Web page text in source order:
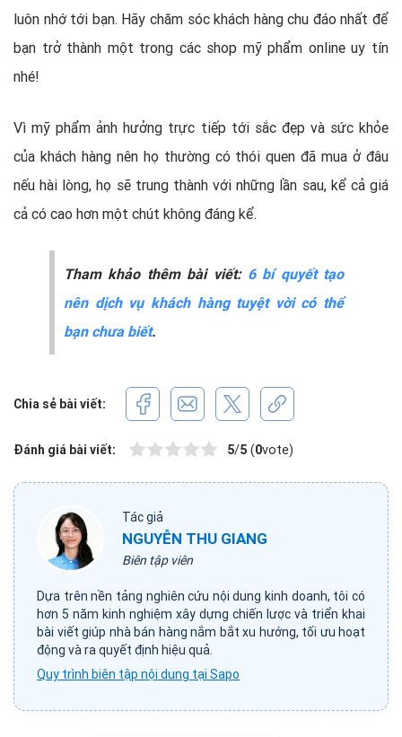
luôn nhớ tới bạn. Hãy chăm sóc khách hàng chu đáo nhất để
bạn trở thành một trong các shop mỹ phẩm online uy tín
nhé!
Vì mỹ phẩm ảnh hưởng trực tiếp tới sắc đẹp và sức khỏe
của khách hàng nên họ thường có thói quen đã mua ở đâu
nếu hài lòng, họ sẽ trung thành với những lần sau, kể cả giá
cả có cao hơn một chút không đáng kể.
Tham khảo thêm bài viết: 6 bí quyết tạo
nên dịch vụ khách hàng tuyệt vời có thể
bạn chưa biết.
Chia sẻ bài viết:
Đánh giá bài viết: 5/5 (0vote)
Tác giả
NGUYỄN THU GIANG
Biên tập viên
Dựa trên nền tảng nghiên cứu nội dung kinh doanh, tôi có
hơn 5 năm kinh nghiệm xây dựng chiến lược và triển khai
bài viết giúp nhà bán hàng nắm bắt xu hướng, tối ưu hoạt
động và ra quyết định hiệu quả.
Quy trình biên tập nội dung tại Sapo